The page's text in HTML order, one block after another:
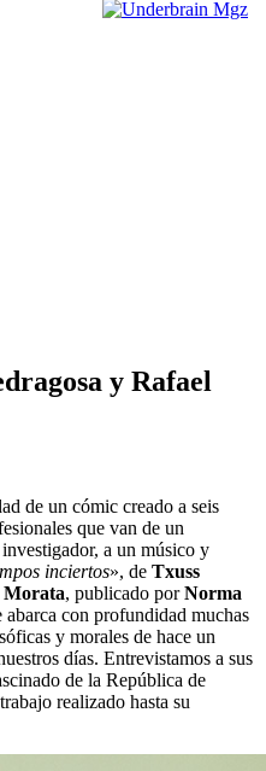
y Rafael
de un cómic creado a seis
que van de un
a un músico y
inciertos», de Txuss
Morata, publicado porNorma
con profundidad muchas
y morales de hace un
días. Entrevistamos a sus
de la República de
realizado hasta su